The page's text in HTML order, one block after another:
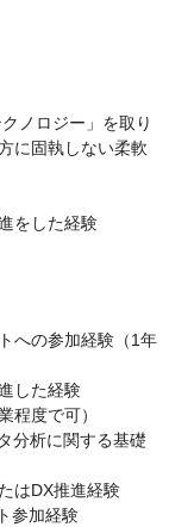
ノロジー」を取り
に固執しない柔軟
をした経験
への参加経験（1年
した経験
程度で可）
分析に関する基礎
はDX推進経験
参加経験